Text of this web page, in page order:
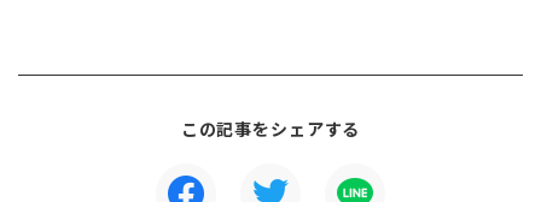
この記事をシェアする